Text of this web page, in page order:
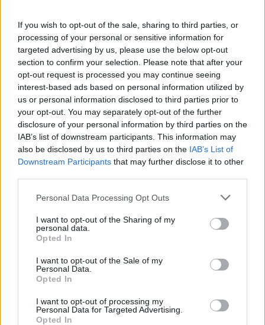
If you wish to opt-out of the sale, sharing to third parties, or
processing of your personal or sensitive information for
targeted advertising by us, please use the below opt-out
section to confirm your selection. Please note that after your
opt-out request is processed you may continue seeing
interest-based ads based on personal information utilized by
us or personal information disclosed to third parties prior to
your opt-out. You may separately opt-out of the further
disclosure of your personal information by third parties on the
IAB’s list of downstream participants. This information may
also be disclosed by us to third parties on the IAB’s List of
Downstream Participants that may further disclose it to other
Personal Data Processing Opt Outs
I want to opt-out of the Sharing of my
personal data.
Opted In
I want to opt-out of the Sale of my
Personal Data.
Opted In
I want to opt-out of processing my
Personal Data for Targeted Advertising.
Opted In
Koncept Světové školy je v České republice rozvíjen již od
roku 2006, kdy probíhal úspěšný evropský projekt Světová
škola, jehož se vedle České republiky účastnily i Velká
Británie, Polsko, Rakousko, Slovensko, Malta a Thajsko.
Cílem projektu bylo vytvořit mezinárodní síť škol, ve kterých
se studenti učí o globálních problémech. V současné době
spočívá unikátnost mezinárodního projektu Světová škola
mimo jiné v tom, že na něm dlouhodobě spolupracuje
několik neziskových organizací. Projektu, který se snaží
prohloubit odborné znalosti pedagogů o globálních
problémech a rozvojové problematice a zvýšit motivaci
začleňovat daná témata do školního kurikula, pomáhá i
originální komiks vytvořený renomovaným českým
výtvarníkem Karlem Jeriem.
reklama
Filip Šebek
tisknout
Tento článek patří do kategorie |
Česká republika